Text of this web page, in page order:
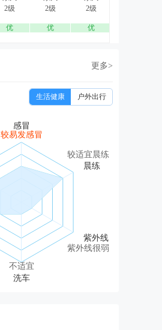
2级
优
2级
优
2级
优
更多>
生活健康 户外出行
较易发感冒
不适宜
紫外线很弱
较适宜晨练